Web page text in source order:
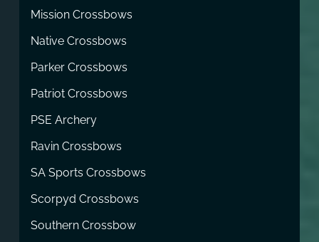
Mission Crossbows
Native Crossbows
Parker Crossbows
Patriot Crossbows
PSE Archery
Ravin Crossbows
SA Sports Crossbows
Scorpyd Crossbows
Southern Crossbow